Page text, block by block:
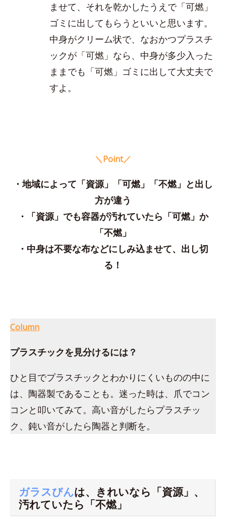
ませて、それを乾かしたうえで「可燃」
ゴミに出してもらうといいと思います。
中身がクリーム状で、なおかつプラスチ
ックが「可燃」なら、中身が多少入った
ままでも「可燃」ゴミに出して大丈夫で
すよ。
＼Point／
・地域によって「資源」「可燃」「不燃」と出し
方が違う
・「資源」でも容器が汚れていたら「可燃」か
「不燃」
・中身は不要な布などにしみ込ませて、出し切
る！
Column
プラスチックを見分けるには？
ひと目でプラスチックとわかりにくいものの中に
は、陶器製であることも。迷った時は、爪でコン
コンと叩いてみて。高い音がしたらプラスチッ
ク、鈍い音がしたら陶器と判断を。
ガラスびんは、きれいなら「資源」、
汚れていたら「不燃」